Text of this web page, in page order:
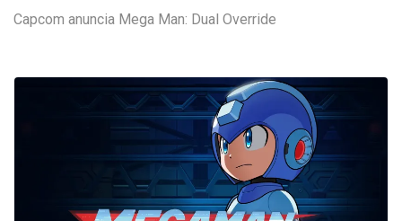
Capcom anuncia Mega Man: Dual Override